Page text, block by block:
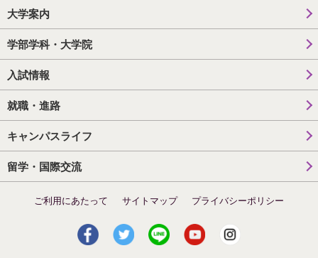
大学案内
学部学科・大学院
入試情報
就職・進路
キャンパスライフ
留学・国際交流
ご利用にあたって サイトマップ プライバシーポリシー